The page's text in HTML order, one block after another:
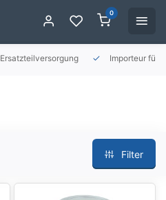
0
Ersatzteilversorgung Importeur für
Filter